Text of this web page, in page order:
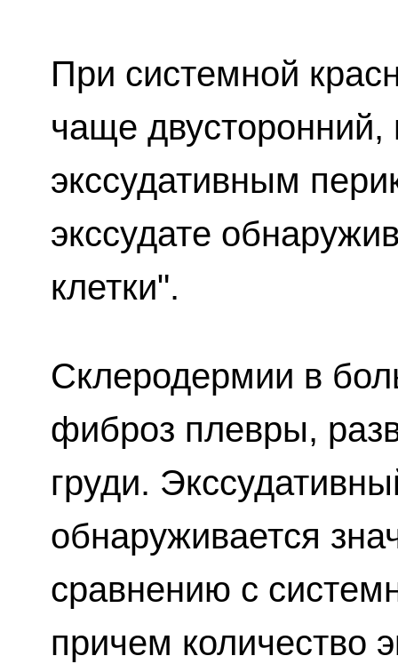
При системной
чаще
экссудативным
экссудате
клетки".
Склеродермии в
фиброз плевры,
груди.
обнаруживается
сравнению с
причем количество